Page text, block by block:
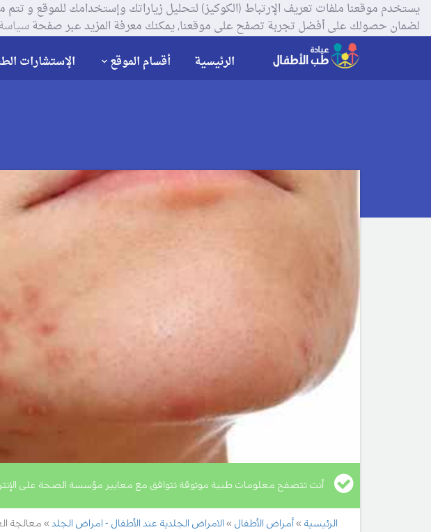
لضمان حصولك على أفضل تجربة تصفح على موقعنا, يمكنك معرفة المزيد عبر صفحة
الرئيسية أقسام الموقع الإستشارات
أنت تتصفح معلومات طبية موثوقة تتوافق مع معايير مؤسسة الصحة على
الرئيسية أمراض الأطفال الامراض الجلدية عند الأطفال - امراض الجلد معالجة